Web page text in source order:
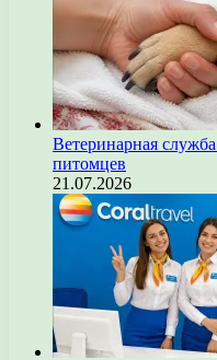
Ветеринарная
питомцев
21.07.2026